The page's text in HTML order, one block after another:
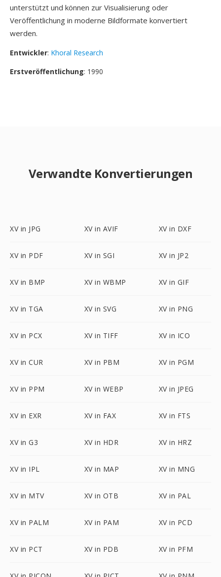
unterstützt und können zur Visualisierung oder
Veröffentlichung in moderne Bildformate konvertiert
werden.
Entwickler: Khoral Research
Erstveröffentlichung: 1990
Verwandte Konvertierungen
XV in JPG XV in AVIF XV in DXF
XV in PDF XV in SGI XV in JP2
XV in BMP XV in WBMP XV in GIF
XV in TGA XV in SVG XV in PNG
XV in PCX XV in TIFF XV in ICO
XV in CUR XV in PBM XV in PGM
XV in PPM XV in WEBP XV in JPEG
XV in EXR XV in FAX XV in FTS
XV in G3 XV in HDR XV in HRZ
XV in IPL XV in MAP XV in MNG
XV in MTV XV in OTB XV in PAL
XV in PALM XV in PAM XV in PCD
XV in PCT XV in PDB XV in PFM